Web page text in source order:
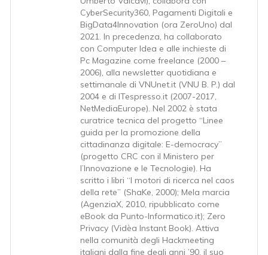
CyberSecurity360, Pagamenti Digitali e
BigData4Innovation (ora ZeroUno) dal
2021. In precedenza, ha collaborato
con Computer Idea e alle inchieste di
Pc Magazine come freelance (2000 –
2006), alla newsletter quotidiana e
settimanale di VNUnet.it (VNU B. P.) dal
2004 e di ITespresso.it (2007-2017,
NetMediaEurope). Nel 2002 è stata
curatrice tecnica del progetto “Linee
guida per la promozione della
cittadinanza digitale: E-democracy”
(progetto CRC con il Ministero per
l’Innovazione e le Tecnologie). Ha
scritto i libri “I motori di ricerca nel caos
della rete” (ShaKe, 2000); Mela marcia
(AgenziaX, 2010, ripubblicato come
eBook da Punto-Informatico.it); Zero
Privacy (Vidèa Instant Book). Attiva
nella comunità degli Hackmeeting
italiani dalla fine degli anni ’90, il suo